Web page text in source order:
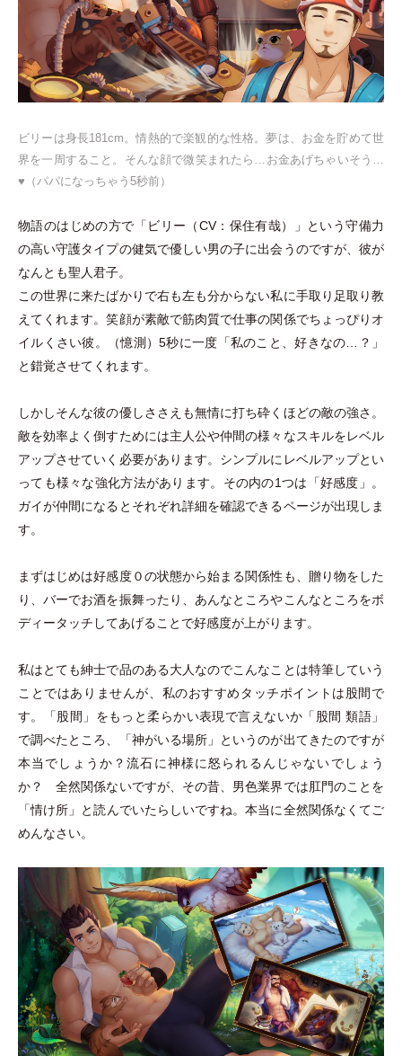
ビリーは身長181cm。情熱的で楽観的な性格。夢は、お金を貯めて世
界を一周すること。そんな顔で微笑まれたら…お金あげちゃいそう…
♥︎ （パパになっちゃう5秒前 ）
物語のはじめの方で 「ビリー （CV：保住有哉） 」
という守備力
の高い守護タイプの健気で優しい男の子に出会うのですが、彼が
なんとも聖人君子。
この世界に来たばかりで右も左も分からない私に手取り足取り教
えてくれます。笑顔が素敵で筋肉質で仕事の関係でちょっぴりオ
イルくさい彼。
（憶測）5秒に一度 「私のこと、好きなの…？ 」
と錯覚させてくれます。
しかしそんな彼の優しささえも無情に打ち砕くほどの敵の強さ。
敵を効率よく倒すためには主人公や仲間の様々なスキルをレベル
アップさせていく必要があります。シンプルにレベルアップとい
っても様々な強化方法があります。その内の1つは 「好感度 」
。
ガイが仲間になるとそれぞれ詳細を確認できるページが出現しま
す。
まずはじめは好感度０の状態から始まる関係性も、贈り物をした
り、バーでお酒を振舞ったり、あんなところやこんなところをボ
ディータッチしてあげることで好感度が上がります。
私はとても紳士で品のある大人なのでこんなことは特筆していう
ことではありませんが、私のおすすめタッチポイントは股間で
す。
「股間 」 をもっと柔らかい表現で言えないか 「股間 類語 」
で調べたところ、
「神がいる場所 」
というのが出てきたのですが
本当でしょうか？流石に神様に怒られるんじゃないでしょう
か？ 全然関係ないですが、その昔、男色業界では肛門のことを
「情け所 」
と読んでいたらしいですね。本当に全然関係なくてご
めんなさい。